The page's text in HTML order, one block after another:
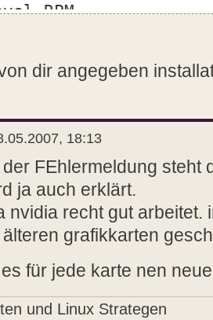
RPM
the kernel
path
line option.
dir angegeben
18:13
der FEhlermeldung steht
ja auch erklärt.
nvidia recht gut arbeitet.
grafikkarten
für jede karte nen
und Linux Strategen